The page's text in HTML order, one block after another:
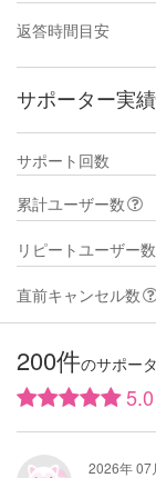
返答時間目安
サポーター実
サポート回数
累計ユーザー数
リピートユーザー数
直前キャンセル数
200件のサポー
5.0
2026年 07